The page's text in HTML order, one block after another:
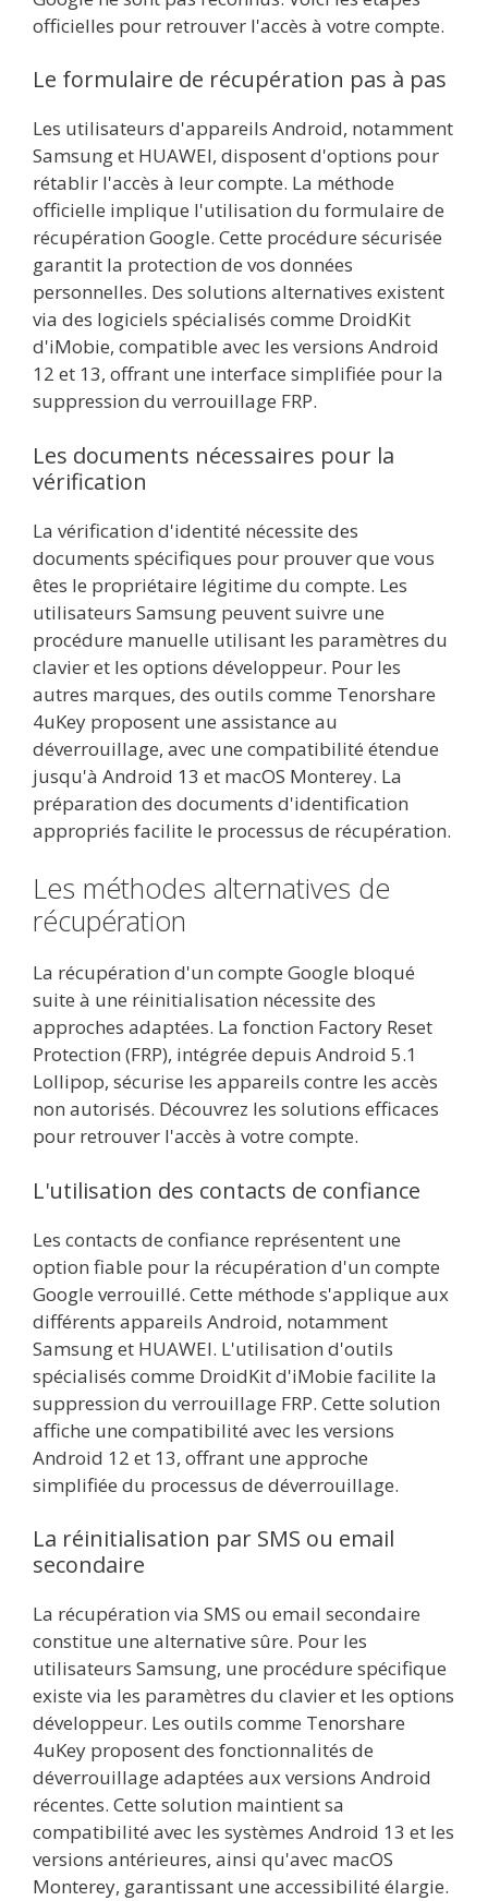
officielles pour retrouver l'accès à votre compte.
Le formulaire de récupération pas à pas
Les utilisateurs d'appareils Android, notamment
Samsung et HUAWEI, disposent d'options pour
rétablir l'accès à leur compte. La méthode
officielle implique l'utilisation du formulaire de
récupération Google. Cette procédure sécurisée
garantit la protection de vos données
personnelles. Des solutions alternatives existent
via des logiciels spécialisés comme DroidKit
d'iMobie, compatible avec les versions Android
12 et 13, offrant une interface simplifiée pour la
suppression du verrouillage FRP.
Les documents nécessaires pour la
vérification
La vérification d'identité nécessite des
documents spécifiques pour prouver que vous
êtes le propriétaire légitime du compte. Les
utilisateurs Samsung peuvent suivre une
procédure manuelle utilisant les paramètres du
clavier et les options développeur. Pour les
autres marques, des outils comme Tenorshare
4uKey proposent une assistance au
déverrouillage, avec une compatibilité étendue
jusqu'à Android 13 et macOS Monterey. La
préparation des documents d'identification
appropriés facilite le processus de récupération.
Les méthodes alternatives de
récupération
La récupération d'un compte Google bloqué
suite à une réinitialisation nécessite des
approches adaptées. La fonction Factory Reset
Protection (FRP), intégrée depuis Android 5.1
Lollipop, sécurise les appareils contre les accès
non autorisés. Découvrez les solutions efficaces
pour retrouver l'accès à votre compte.
L'utilisation des contacts de confiance
Les contacts de confiance représentent une
option fiable pour la récupération d'un compte
Google verrouillé. Cette méthode s'applique aux
différents appareils Android, notamment
Samsung et HUAWEI. L'utilisation d'outils
spécialisés comme DroidKit d'iMobie facilite la
suppression du verrouillage FRP. Cette solution
affiche une compatibilité avec les versions
Android 12 et 13, offrant une approche
simplifiée du processus de déverrouillage.
La réinitialisation par SMS ou email
secondaire
La récupération via SMS ou email secondaire
constitue une alternative sûre. Pour les
utilisateurs Samsung, une procédure spécifique
existe via les paramètres du clavier et les options
développeur. Les outils comme Tenorshare
4uKey proposent des fonctionnalités de
déverrouillage adaptées aux versions Android
récentes. Cette solution maintient sa
compatibilité avec les systèmes Android 13 et les
versions antérieures, ainsi qu'avec macOS
Monterey, garantissant une accessibilité élargie.